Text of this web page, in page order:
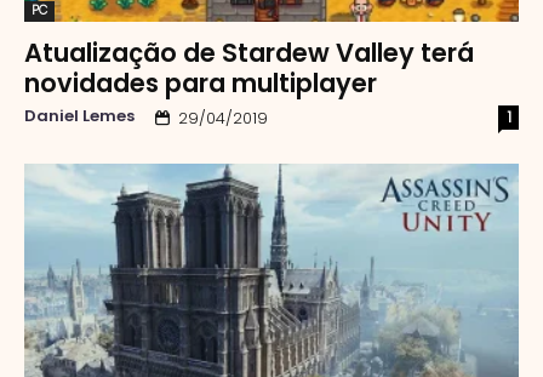
PC
Atualização de Stardew Valley terá
novidades para multiplayer
Daniel Lemes 29/04/2019 1